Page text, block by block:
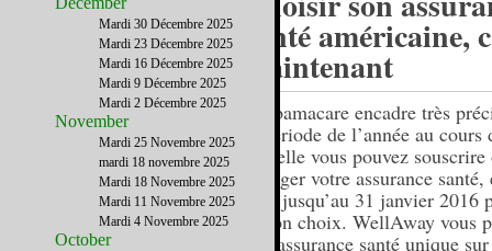
santé américaine,
maintenant
L’Obamacare encadre très
la période de l’année au cours
laquelle vous pouvez souscrire
changer votre assurance
avez jusqu’au 31 janvier
le bon choix. WellAway vous
une assurance santé unique
Mardi 30 Décembre 2025
Mardi 23 Décembre 2025
Mardi 16 Décembre 2025
Mardi 9 Décembre 2025
Mardi 2 Décembre 2025
November
Mardi 25 Novembre 2025
mardi 18 novembre 2025
Mardi 18 Novembre 2025
Mardi 11 Novembre 2025
Mardi 4 Novembre 2025
October